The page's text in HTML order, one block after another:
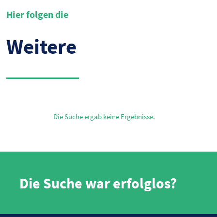
Hier folgen die
Weitere
Die Suche ergab keine Ergebnisse.
Die Suche war erfolglos?